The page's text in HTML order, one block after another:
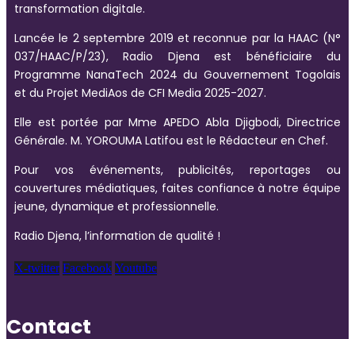
transformation digitale.
Lancée le 2 septembre 2019 et reconnue par la HAAC (N°
037/HAAC/P/23), Radio Djena est bénéficiaire du
Programme NanaTech 2024 du Gouvernement Togolais
et du Projet MediAos de CFI Media 2025-2027.
Elle est portée par Mme APEDO Abla Djigbodi, Directrice
Générale. M. YOROUMA Latifou est le Rédacteur en Chef.
Pour vos événements, publicités, reportages ou
couvertures médiatiques, faites confiance à notre équipe
jeune, dynamique et professionnelle.
Radio Djena, l’information de qualité !
X-twitter Facebook Youtube
Contact